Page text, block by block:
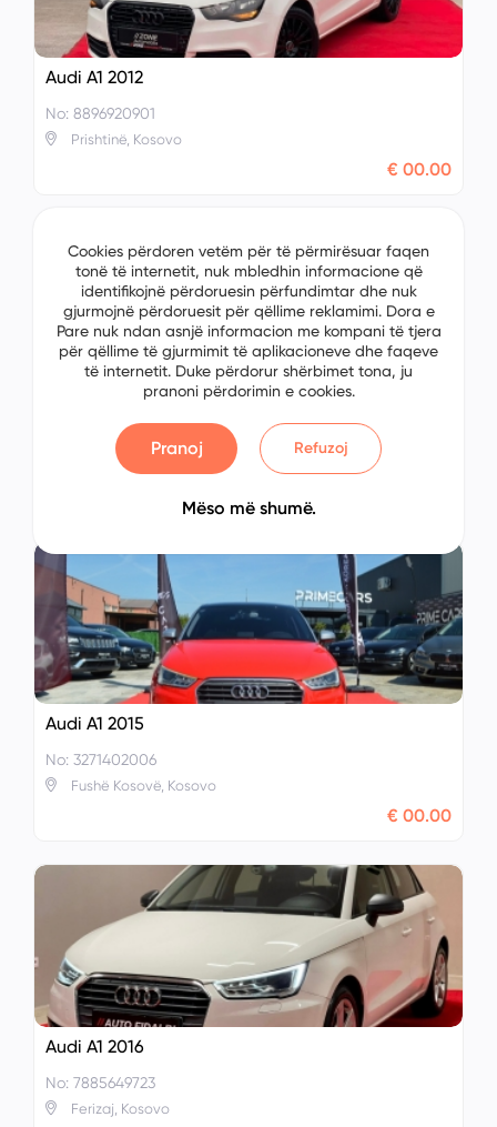
Audi A1 2012
No: 8896920901
Prishtinë, Kosovo
€ 00.00
No: 6854592894
Vushtrri, Kosovo
Audi A1 2015
No: 3271402006
Fushë Kosovë, Kosovo
€ 00.00
Audi A1 2016
No: 7885649723
Ferizaj, Kosovo
Cookies përdoren vetëm për të përmirësuar faqen
tonë të internetit, nuk mbledhin informacione që
identifikojnë përdoruesin përfundimtar dhe nuk
gjurmojnë përdoruesit për qëllime reklamimi. Dora e
Pare nuk ndan asnjë informacion me kompani të tjera
për qëllime të gjurmimit të aplikacioneve dhe faqeve
të internetit. Duke përdorur shërbimet tona, ju
pranoni përdorimin e cookies.
Pranoj Refuzoj
Mëso më shumë.